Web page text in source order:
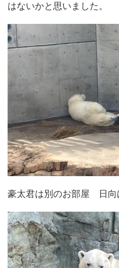
はないかと思いました。
豪太君は別のお部屋 日向